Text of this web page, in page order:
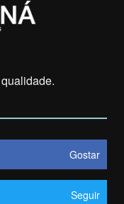
Gostar
Seguir